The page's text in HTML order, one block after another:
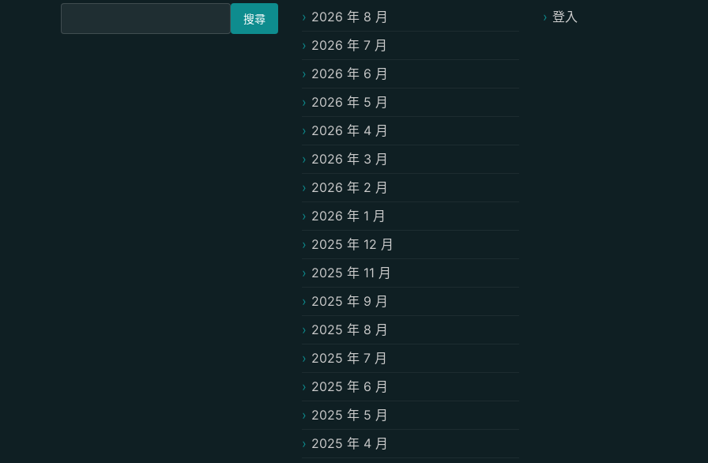
搜尋關鍵字:
2026 年 8 月
2026 年 7 月
2026 年 6 月
2026 年 5 月
2026 年 4 月
2026 年 3 月
2026 年 2 月
2026 年 1 月
2025 年 12 月
2025 年 11 月
2025 年 9 月
2025 年 8 月
2025 年 7 月
2025 年 6 月
2025 年 5 月
2025 年 4 月
登入